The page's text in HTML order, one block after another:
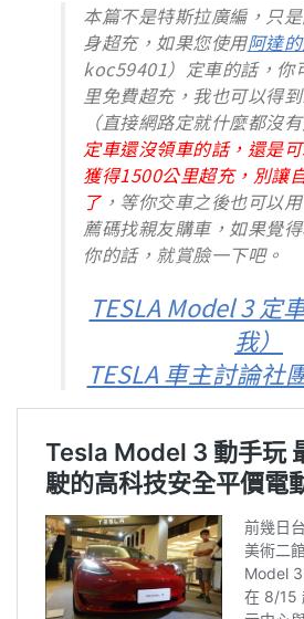
本篇不是特斯拉廣編，只
身超充，如果您使用阿達
koc59401）定車的話，你
里免費超充，我也可以得
（直接網路定就什麼都沒
定車還沒領車的話，還是
獲得1500公里超充，別讓
了，等你交車之後也可以
薦碼找親友購車，如果覺
你的話，就賞臉一下吧。
TESLA Model 3 定
我）
TESLA 車主討論社